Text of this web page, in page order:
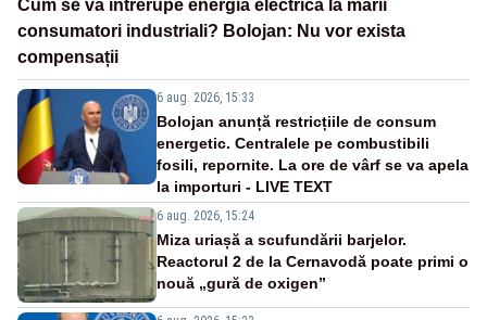
Cum se va întrerupe energia electrică la marii
consumatori industriali? Bolojan: Nu vor exista
compensații
6 aug. 2026, 15:33
Bolojan anunță restricțiile de consum
energetic. Centralele pe combustibili
fosili, repornite. La ore de vârf se va apela
la importuri - LIVE TEXT
6 aug. 2026, 15:24
Miza uriașă a scufundării barjelor.
Reactorul 2 de la Cernavodă poate primi o
nouă „gură de oxigen”